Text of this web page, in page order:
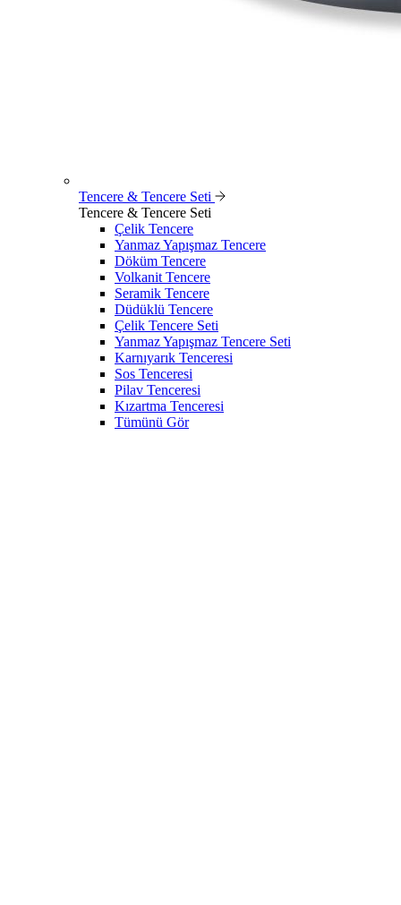
Tencere & Tencere Seti
Tencere & Tencere Seti
Çelik Tencere
Yanmaz Yapışmaz Tencere
Döküm Tencere
Volkanit Tencere
Seramik Tencere
Düdüklü Tencere
Çelik Tencere Seti
Yanmaz Yapışmaz Tencere Seti
Karnıyarık Tenceresi
Sos Tenceresi
Pilav Tenceresi
Kızartma Tenceresi
Tümünü Gör